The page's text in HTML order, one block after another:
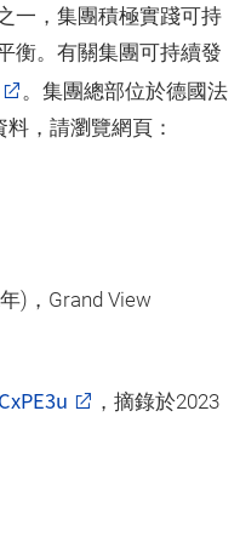
一，集團積極實踐可持
衡。有關集團可持續發
。集團總部位於德國法
，請瀏覽網頁：
)，Grand View
，摘錄於2023